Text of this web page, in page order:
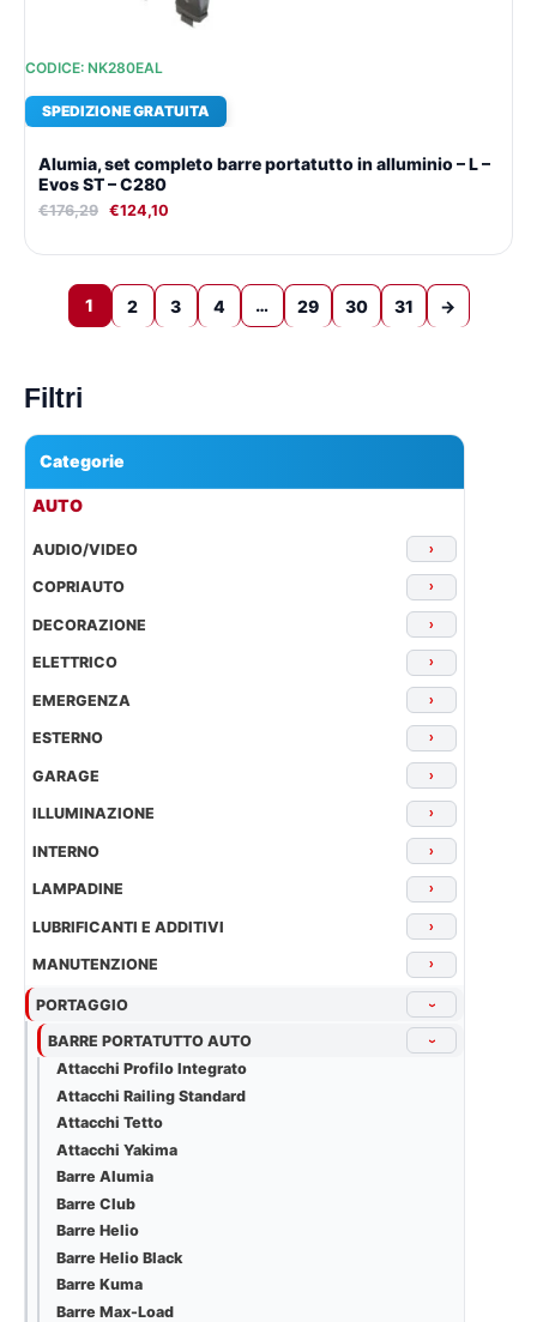
Filtri
Categorie
AUTO
AUDIO/VIDEO ›
COPRIAUTO ›
DECORAZIONE ›
ELETTRICO ›
EMERGENZA ›
ESTERNO ›
GARAGE ›
ILLUMINAZIONE ›
INTERNO ›
LAMPADINE ›
LUBRIFICANTI E ADDITIVI ›
MANUTENZIONE ›
PORTAGGIO ›
BARRE PORTATUTTO AUTO ›
Attacchi Profilo Integrato
Attacchi Railing Standard
Attacchi Tetto
Attacchi Yakima
Barre Alumia
Barre Club
Barre Helio
Barre Helio Black
Barre Kuma
Barre Max-Load
CODICE: NK280EAL
SPEDIZIONE GRATUITA
Alumia, set completo barre portatutto in alluminio – L –
Evos ST – C280
€176,29 €124,10
1 2 3 4 … 29 30 31 →